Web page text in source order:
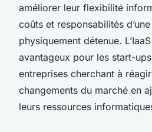
améliorer leur flexibilité
coûts et responsabilités
physiquement détenue.
avantageux pour les start-
entreprises cherchant à
changements du marché en
leurs ressources